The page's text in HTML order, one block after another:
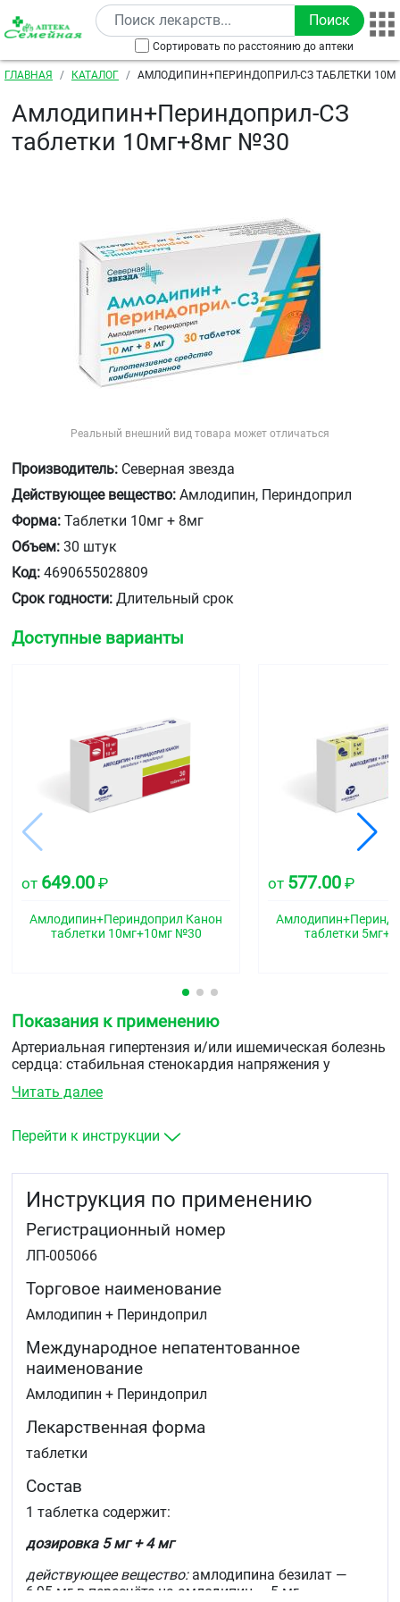
Перейти к основному содержанию
Сортировать по расстоянию до аптеки
Строка навигации
ГЛАВНАЯ КАТАЛОГ АМЛОДИПИН+ПЕРИНДОПРИЛ-СЗ ТАБЛЕТКИ
Амлодипин+Периндоприл-СЗ
таблетки 10мг+8мг №30
Реальный внешний вид товара может отличаться
Производитель: Северная звезда
Действующее вещество: Амлодипин, Периндоприл
Форма: Таблетки 10мг + 8мг
Объем: 30 штук
Код: 4690655028809
Срок годности: Длительный срок
Доступные варианты
от 649.00 ₽
Амлодипин+Периндоприл Канон
таблетки 10мг+10мг №30
от 577.00 ₽
таблетки
Показания к применению
Артериальная гипертензия и/или ишемическая болезнь
сердца: стабильная стенокардия напряжения у
и амлодипином.
Читать далее
Перейти к инструкции
Инструкция по применению
Регистрационный номер
ЛП-005066
Торговое наименование
Амлодипин + Периндоприл
Международное непатентованное
наименование
Амлодипин + Периндоприл
Лекарственная форма
таблетки
Состав
1 таблетка содержит:
дозировка 5 мг + 4 мг
действующее вещество:амлодипина безилат —
6,95 мг в пересчёте на амлодипин — 5 мг